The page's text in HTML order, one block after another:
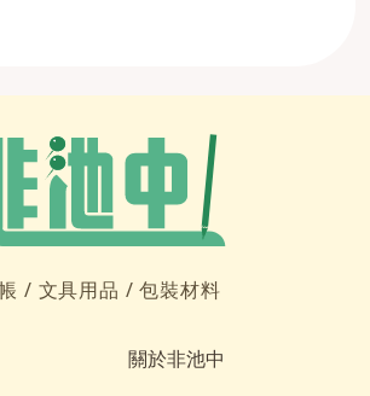
/ 文具用品 /包裝材料
關於非池中